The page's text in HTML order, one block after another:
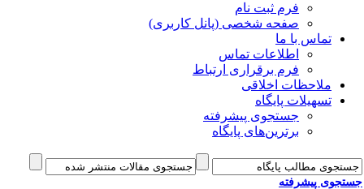
فرم ثبت نام
صفحه شخصی (پانل کاربری)
تماس با ما
اطلاعات تماس
فرم برقراری ارتباط
ملاحظات اخلاقی
تسهیلات پایگاه
جستجوی پیشرفته
برترین‌های پایگاه
پیشرفته